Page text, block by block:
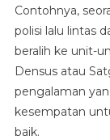
Contohnya,
polisi lalu lintas
beralih ke unit-
Densus atau
pengalaman
kesempatan
baik.